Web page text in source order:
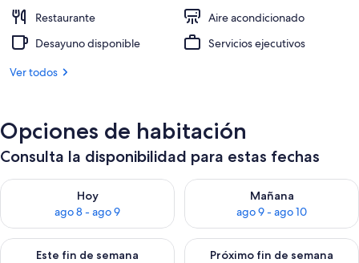
Restaurante
Aire acondicionado
Desayuno disponible
Servicios ejecutivos
Ver todos
Opciones de habitación
Consulta la disponibilidad para estas fechas
Hoy
ago 8 - ago 9
Consulta la disponibilidad para hoy ago 8 - ago 9
Mañana
ago 9 - ago 10
Consulta la disponibilidad
Este fin de semana
Consulta la disponibilidad para este fin de semana ago 14 -
Próximo fin de semana
Consulta la disponibilidad